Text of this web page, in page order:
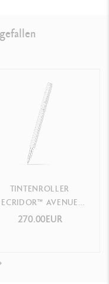
TINTENROLLER
ECRIDOR™ AVENUE
PLATINBESCHICHTET
270.00EUR